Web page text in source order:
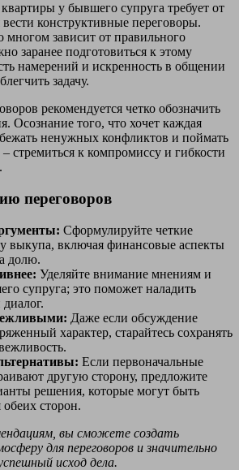
у бывшего супруга требует от
конструктивные переговоры.
многом зависит от правильного
заранее подготовиться к этому
намерений и искренность в общении
задачу.
рекомендуется четко обозначить
Осознание того, что хочет каждая
ненужных конфликтов и поймать
стремиться к компромиссу и гибкости
переговоров
Сформулируйте четкие
выкупа, включая финансовые аспекты
долю.
Уделяйте внимание мнениям и
супруга; это поможет наладить
Даже если обсуждение
характер, старайтесь сохранять
Если первоначальные
другую сторону, предложите
решения, которые могут быть
сторон.
вы сможете создать
для переговоров и значительно
исход дела.